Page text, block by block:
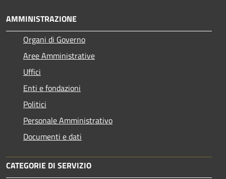
AMMINISTRAZIONE
Organi di Governo
Aree Amministrative
Uffici
Enti e fondazioni
Politici
Personale Amministrativo
Documenti e dati
CATEGORIE DI SERVIZIO